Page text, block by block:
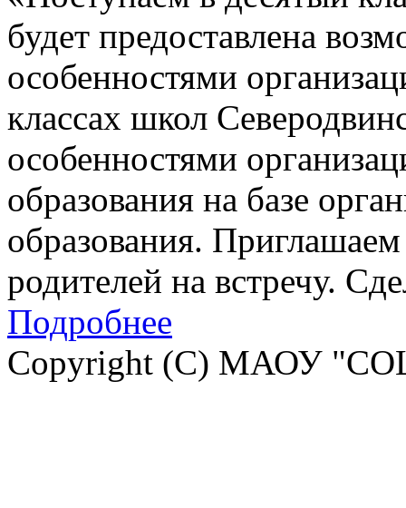
будет предоставлена
особенностями
классах школ
особенностями
образования на базе
образования.
родителей на встречу.
Подробнее
Copyright (C) МАОУ